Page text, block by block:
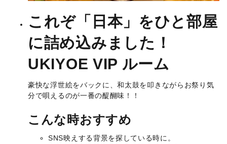
これぞ「日本」をひと部屋
に詰め込みました！
UKIYOE VIP ルーム
豪快な浮世絵をバックに、和太鼓を叩きながらお祭り気
分で唄えるのが一番の醍醐味！！
こんな時おすすめ
SNS映えする背景を探している時に。